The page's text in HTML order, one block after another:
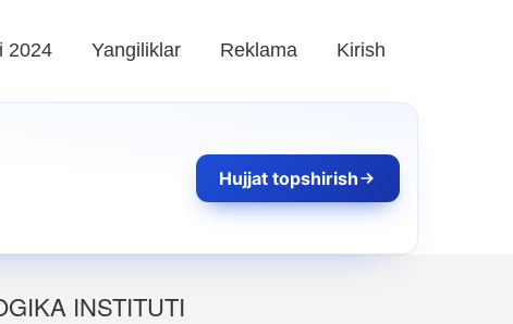
2024 Yangiliklar Reklama Kirish
Hujjat topshirish
INSTITUTI